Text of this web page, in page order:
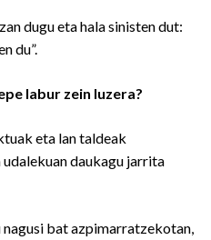
dugu eta hala sinisten dut:
du”.
labur zein luzera?
eta lan taldeak
daukagu jarrita
bat azpimarratzekotan,